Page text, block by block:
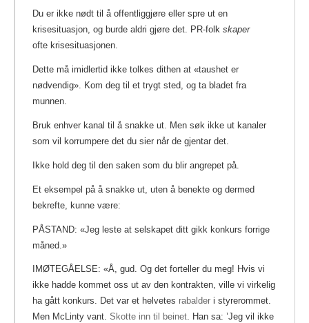
Du er ikke nødt til å offentliggjøre eller spre ut en
krisesituasjon, og burde aldri gjøre det. PR-folk skaper
ofte krisesituasjonen.
Dette må imidlertid ikke tolkes dithen at «taushet er
nødvendig». Kom deg til et trygt sted, og ta bladet fra
munnen.
Bruk enhver kanal til å snakke ut. Men søk ikke ut kanaler
som vil korrumpere det du sier når de gjentar det.
Ikke hold deg til den saken som du blir angrepet på.
Et eksempel på å snakke ut, uten å benekte og dermed
bekrefte, kunne være:
PÅSTAND: «Jeg leste at selskapet ditt gikk konkurs forrige
måned.»
IMØTEGÅELSE: «Å, gud. Og det forteller du meg! Hvis vi
ikke hadde kommet oss ut av den kontrakten, ville vi virkelig
ha gått konkurs. Det var et helvetes rabalder i styrerommet.
Men McLinty vant. Skotte inn til beinet. Han sa: ’Jeg vil ikke